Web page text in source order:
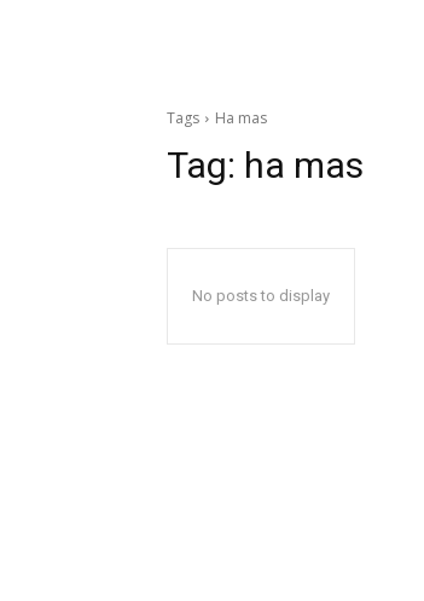
Tags Ha mas
Tag: ha mas
No posts to display